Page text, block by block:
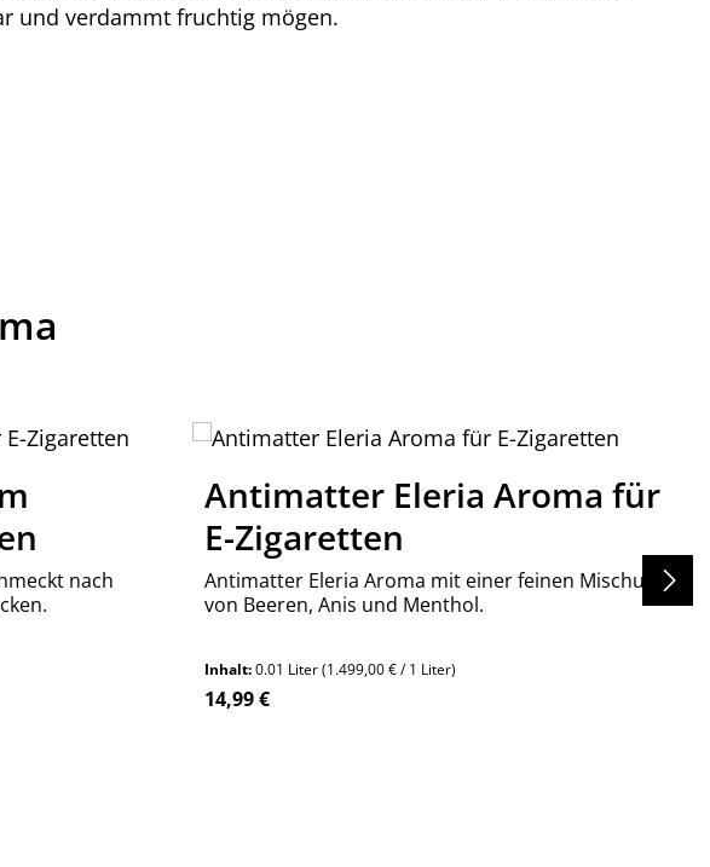
und verdammt fruchtig mögen.
nach
Antimatter Eleria Aroma für
E-Zigaretten
Antimatter Eleria Aroma mit einer feinen Mischung
von Beeren, Anis und Menthol.
Inhalt:0.01 Liter(1.499,00 € / 1 Liter)
Regulärer Preis:
14,99 €